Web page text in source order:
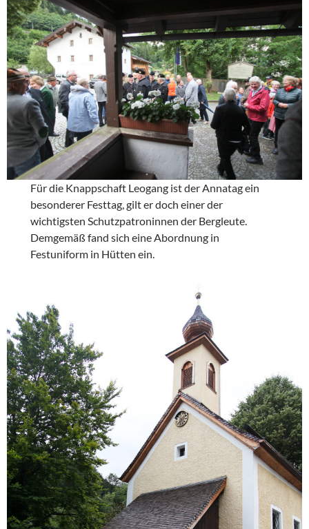
Für die Knappschaft Leogang ist der Annatag ein
besonderer Festtag, gilt er doch einer der
wichtigsten Schutzpatroninnen der Bergleute.
Demgemäß fand sich eine Abordnung in
Festuniform in Hütten ein.